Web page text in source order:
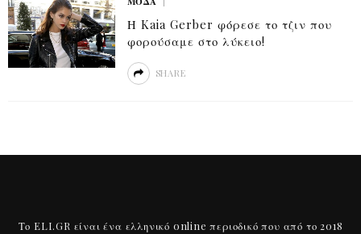
Η Kaia Gerber φόρεσε το τζιν που
φορούσαμε στο λύκειο!
SHARE
Το ELI.GR είναι ένα ελληνικό online περιοδικό που από το 2018